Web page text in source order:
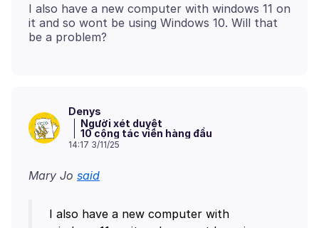
I also have a new computer with windows 11 on
it and so wont be using Windows 10. Will that
Denys
Người xét duyệt
10 cộng tác viên hàng đầu
14:17 3/11/25
Mary Jo said
I also have a new computer with